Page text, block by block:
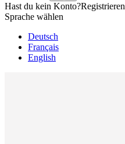
Hast du kein Konto?Registrieren
Sprache wählen
Deutsch
Français
English